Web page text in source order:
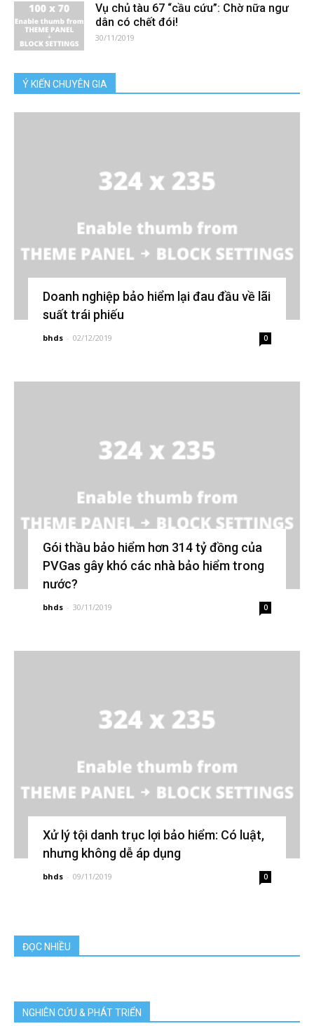
Vụ chủ tàu 67 “cầu cứu”: Chờ nữa ngư
dân có chết đói!
30/11/2019
Ý KIẾN CHUYÊN GIA
Doanh nghiệp bảo hiểm lại đau đầu về lãi
suất trái phiếu
bhds - 02/12/2019 0
Gói thầu bảo hiểm hơn 314 tỷ đồng của
PVGas gây khó các nhà bảo hiểm trong
nước?
bhds - 30/11/2019 0
Xử lý tội danh trục lợi bảo hiểm: Có luật,
nhưng không dễ áp dụng
bhds - 09/11/2019 0
ĐỌC NHIỀU
NGHIÊN CỨU & PHÁT TRIỂN